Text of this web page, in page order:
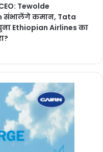
Tewolde
संभालेंगे कमान, Tata
Ethiopian Airlines का